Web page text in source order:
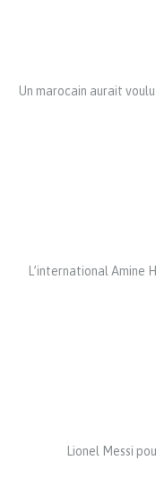
Un marocain aurait
L’international
Lionel Messi